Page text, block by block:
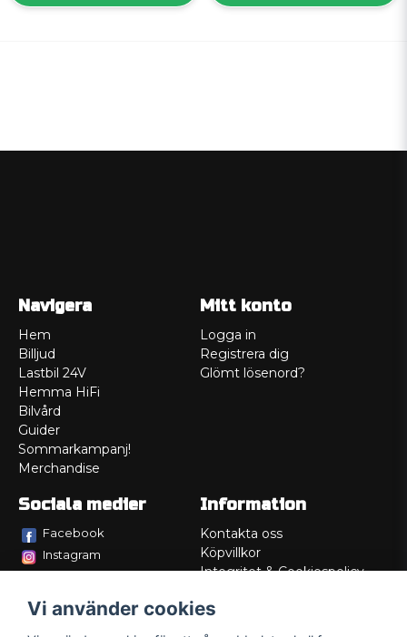
Navigera
Hem
Billjud
Lastbil 24V
Hemma HiFi
Bilvård
Guider
Sommarkampanj!
Merchandise
Mitt konto
Logga in
Registrera dig
Glömt lösenord?
Sociala medier
Facebook
Instagram
Information
Kontakta oss
Köpvillkor
Integritet & Cookiespolicy
Service/Garanti
Vi använder cookies